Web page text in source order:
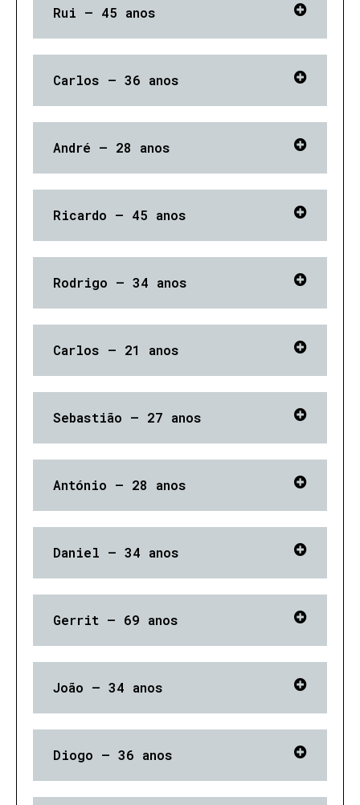
Rui — 45 anos
Carlos — 36 anos
André — 28 anos
Ricardo – 45 anos
Rodrigo – 34 anos
Carlos – 21 anos
Sebastião – 27 anos
António – 28 anos
Daniel – 34 anos
Gerrit – 69 anos
João – 34 anos
Diogo – 36 anos